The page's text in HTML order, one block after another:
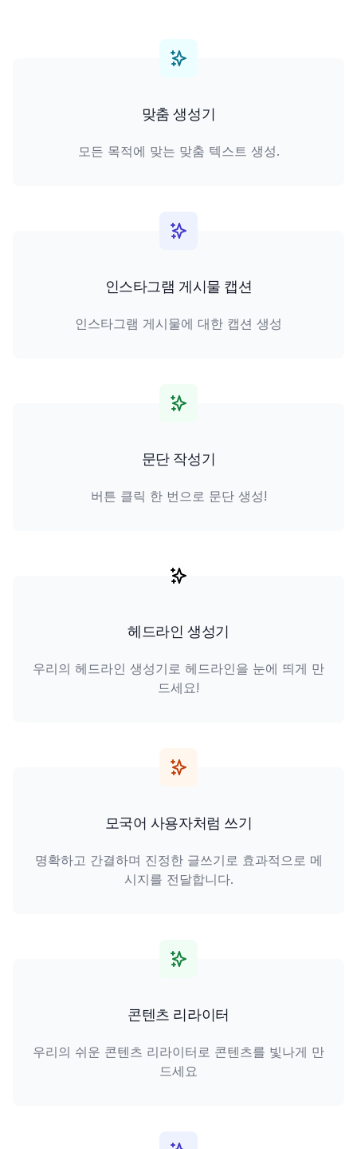
맞춤 생성기
모든 목적에 맞는 맞춤 텍스트 생성.
인스타그램 게시물 캡션
인스타그램 게시물에 대한 캡션 생성
문단 작성기
버튼 클릭 한 번으로 문단 생성!
헤드라인 생성기
우리의 헤드라인 생성기로 헤드라인을 눈에 띄게 만
드세요!
모국어 사용자처럼 쓰기
명확하고 간결하며 진정한 글쓰기로 효과적으로 메
시지를 전달합니다.
콘텐츠 리라이터
우리의 쉬운 콘텐츠 리라이터로 콘텐츠를 빛나게 만
드세요